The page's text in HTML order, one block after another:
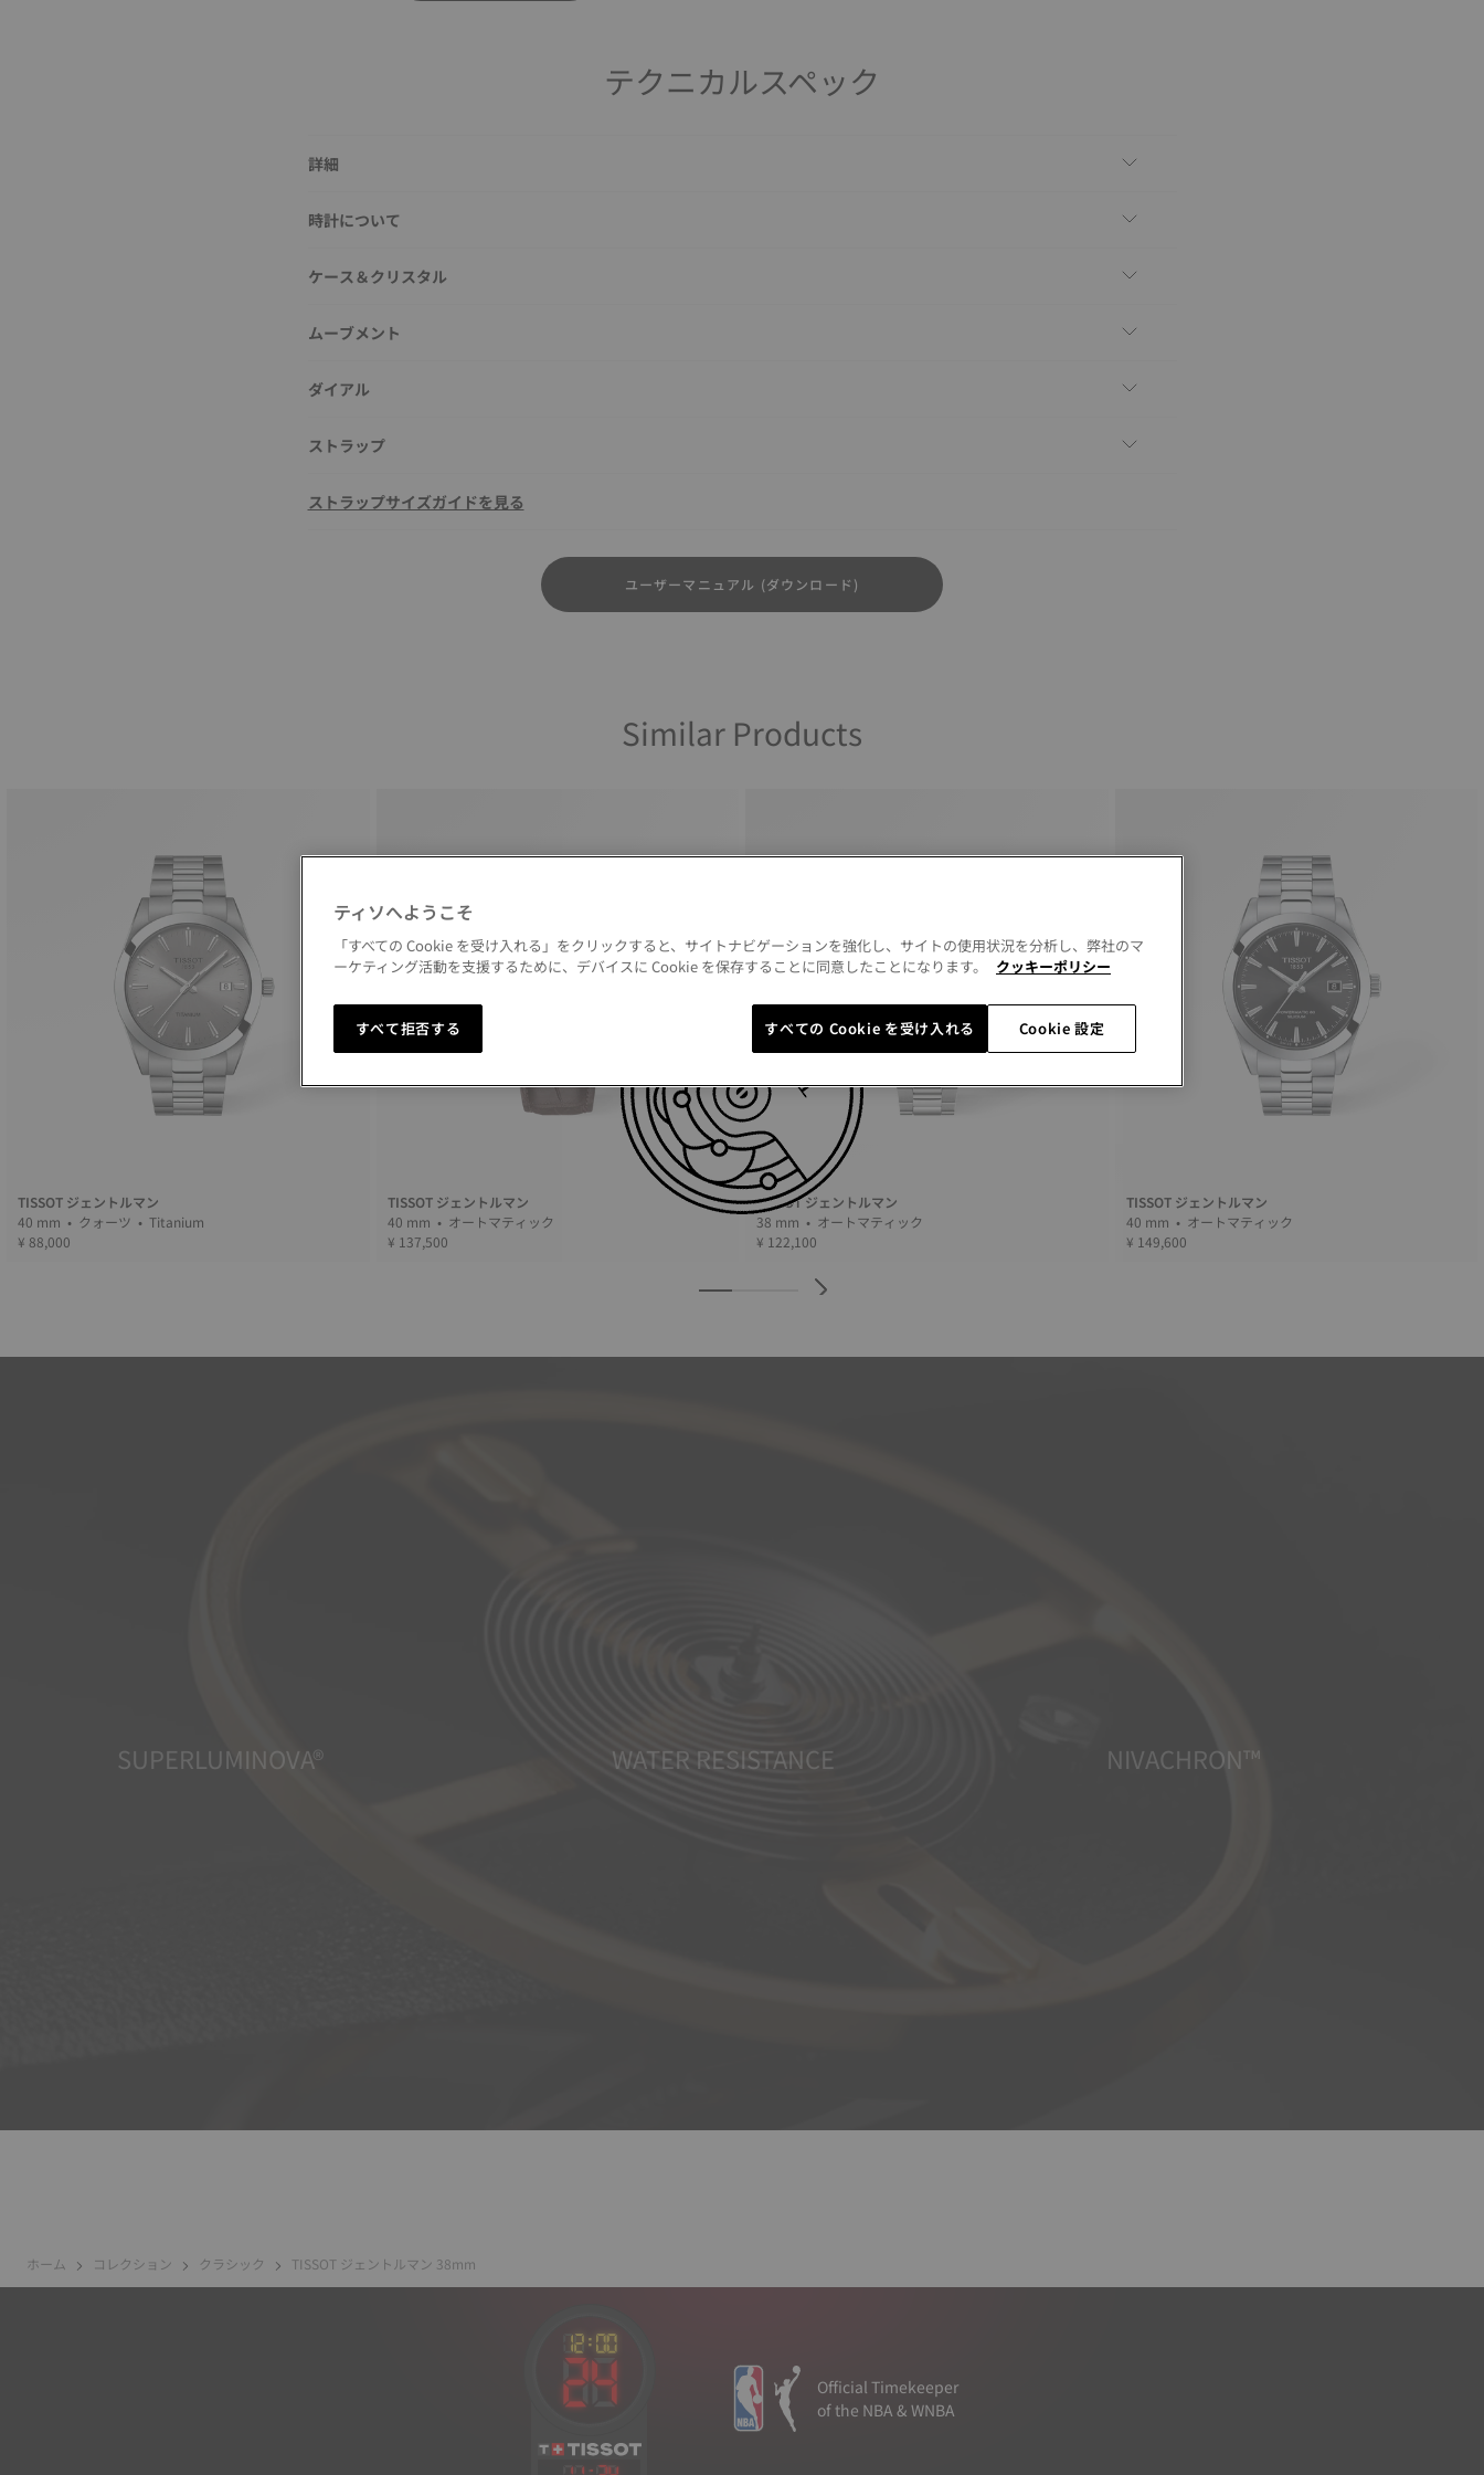
テクニカルスペック
詳細
時計について
ケース＆クリスタル
ムーブメント
ダイアル
ストラップ
ストラップサイズガイドを見る
ユーザーマニュアル (ダウンロード)
Similar Products
TISSOT ジェントルマン
40 mm • クォーツ • Titanium
¥ 88,000
TISSOT ジェントルマン
40 mm • オートマティック
¥ 137,500
TISSOT ジェントルマン
38 mm • オートマティック
¥ 122,100
TISSOT ジェントルマン
40 mm • オートマティック
¥ 149,600
SUPERLUMINOVA® WATER RESISTANCE NIVACHRON™
ホーム コレクション クラシック TISSOT ジェントルマン 38mm
Official Timekeeper
of the NBA & WNBA
ティソへようこそ
「すべての Cookie を受け入れる」をクリックすると、サイトナビゲーションを強化し、サイトの使用状況を分析し、弊社のマ
ーケティング活動を支援するために、デバイスに Cookie を保存することに同意したことになります。
クッキーポリシー
Cookie 設定
すべて拒否する すべての Cookie を受け入れる